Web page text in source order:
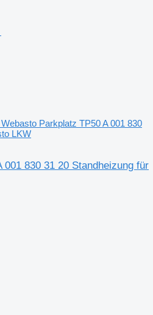
Webasto Parkplatz TP50 A 001 830
LKW
830 31 20 Standheizung für